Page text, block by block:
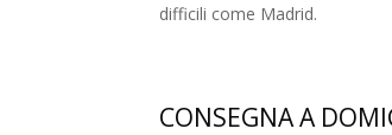
difficili come Madrid.
CONSEGNA A